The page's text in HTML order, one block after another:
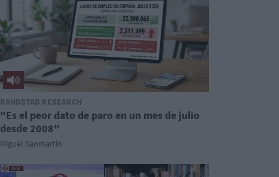
RANDSTAD RESEARCH
"Es el peor dato de paro en un mes de julio
desde 2008"
Miguel Sanmartín